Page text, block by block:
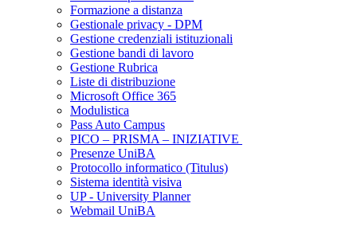
Formazione a distanza
Gestionale privacy - DPM
Gestione credenziali istituzionali
Gestione bandi di lavoro
Gestione Rubrica
Liste di distribuzione
Microsoft Office 365
Modulistica
Pass Auto Campus
PICO – PRISMA – INIZIATIVE
Presenze UniBA
Protocollo informatico (Titulus)
Sistema identità visiva
UP - University Planner
Webmail UniBA